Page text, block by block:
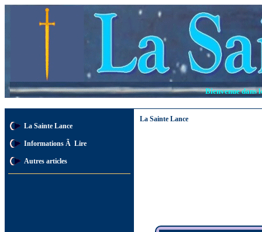
Bienvenue dans
La Sainte Lance
Informations Ã Lire
Autres articles
La Sainte Lance